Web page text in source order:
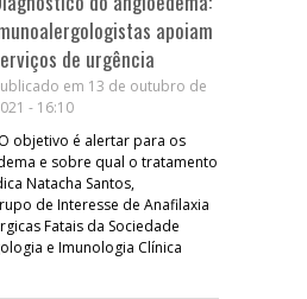
apoiam
de urgência
em 13 de outubro de
- 16:10
objetivo é alertar para os
e sobre qual o tratamento
Natacha Santos,
de Interesse de Anafilaxia
Fatais da Sociedade
e Imunologia Clínica